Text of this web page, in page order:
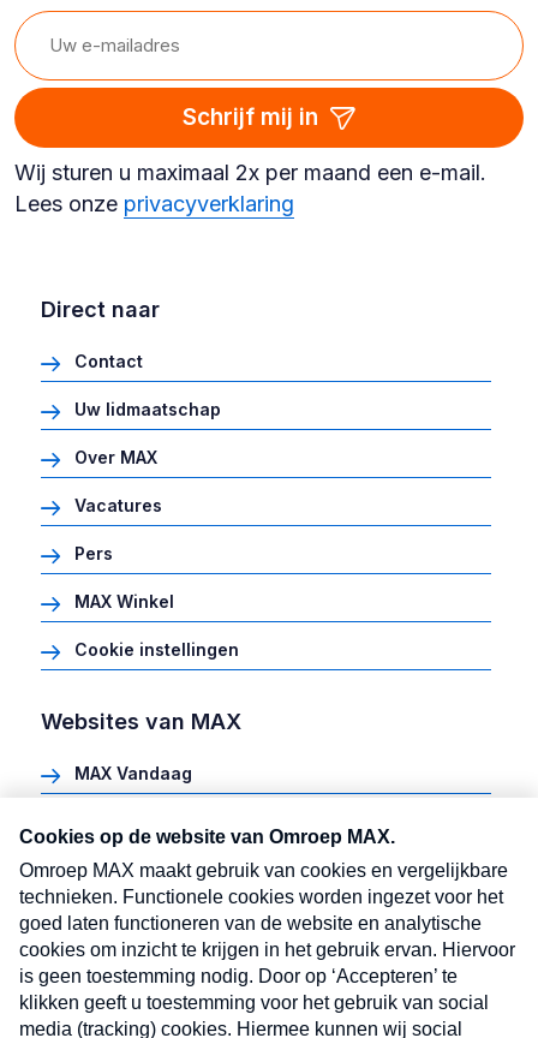
Schrijf mij in
Wij sturen u maximaal 2x per maand een e-mail.
Lees onze privacyverklaring
Direct naar
Contact
Uw lidmaatschap
Over MAX
Vacatures
Pers
MAX Winkel
Cookie instellingen
Websites van MAX
MAX Vandaag
Meldpunt Actueel
MAX vakantieman
MAX Meeting Point
MAX Maakt Mogelijk